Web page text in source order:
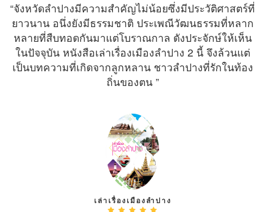
“จังหวัดลำปางมีความสำคัญไม่น้อยซึ่งมีประวัติศาสตร์ที่
ยาวนาน อนึ่งยังมีธรรมชาติ ประเพณีวัฒนธรรมที่หลาก
หลายที่สืบทอดกันมาแต่โบราณกาล ดังประจักษ์ให้เห็น
ในปัจจุบัน หนังสือเล่าเรื่องเมืองลำปาง 2 นี้ จึงล้วนแต่
เป็นบทความที่เกิดจากลูกหลาน ชาวลำปางที่รักในท้อง
ถิ่นของตน ”
เล่าเรื่องเมืองลำปาง